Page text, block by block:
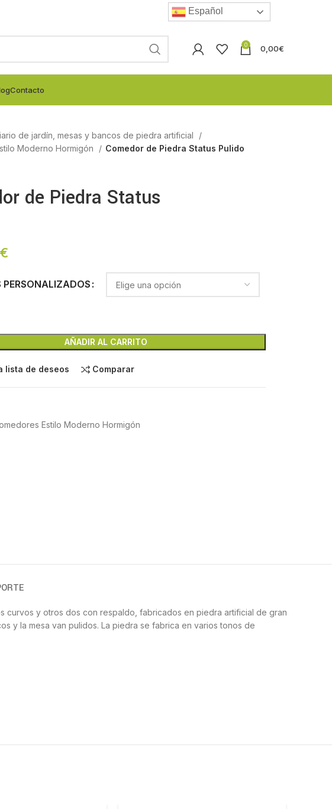
Español
0 0,00€
Contacto
de jardín, mesas y bancos de piedra artificial
Moderno Hormigón
Comedor de Piedra Status Pulido
de Piedra Status
€
AÑADIR AL CARRITO
lista de deseos Comparar
Estilo Moderno Hormigón
curvos y otros dos con respaldo, fabricados en piedra artificial de gran
y la mesa van pulidos. La piedra se fabrica en varios tonos de